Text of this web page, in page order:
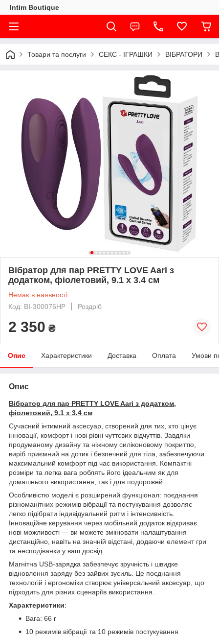
Intim Boutique
Товари та послуги СЕКС - ІГРАШКИ ВІБРАТОРИ
Вібратор для пар PRETTY LOVE Aari з
додатком, фіолетовий, 9.1 х 3.4 см
Немає в наявності
Код: BI-300076HP
Роздріб
2 350 ₴
Опис Характеристики Доставка Оплата Умови
Опис
Вібратор для пар PRETTY LOVE Aari з додатком,
фіолетовий, 9.1 х 3.4 см
Сучасний інтимний аксесуар, створений для тих, хто цінує
інновації, комфорт і нові рівні чуттєвих відчуттів. Завдяки
продуманому дизайну та ніжному силіконовому покриттю,
виріб приємний на дотик і безпечний для тіла, забезпечуючи
максимальний комфорт під час використання. Компактні
розміри та легка вага роблять його ідеальним як для
домашнього використання, так і для подорожей.
Особливістю моделі є розширений функціонал: поєднання
різноманітних режимів вібрації та постукування дозволяє
легко підібрати індивідуальний ритм і інтенсивність.
Інноваційне керування через мобільний додаток відкриває
нові можливості — ви можете змінювати налаштування
дистанційно, навіть на значній відстані, додаючи елемент гри
та несподіванки у ваш досвід.
Магнітна USB-зарядка забезпечує зручність і швидке
відновлення заряду без зайвих зусиль. Це поєднання
технологій і ергономіки створює універсальний аксесуар, що
підходить для різних сценаріїв використання.
Характеристики:
Вага: 66 г
10 режимів вібрації та 10 режимів постукування